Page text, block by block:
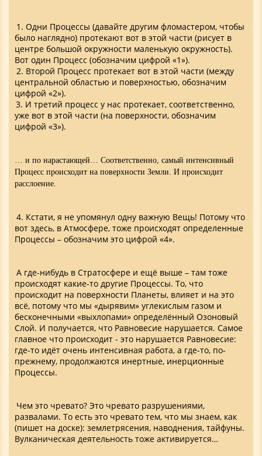
1. Одни Процессы (давайте другим фломастером, чтобы
было наглядно) протекают вот в этой части (рисует в
центре большой окружности маленькую окружность).
Вот один Процесс (обозначим цифрой «1»).
2. Второй Процесс протекает вот в этой части (между
центральной областью и поверхностью, обозначим
цифрой «2»).
3. И третий процесс у нас протекает, соответственно,
уже вот в этой части (на поверхности, обозначим
цифрой «3»).
… и по нарастающей… Соответственно, самый интенсивный
Процесс происходит на поверхности Земли. И происходит
расслоение.
4. Кстати, я не упомянул одну важную Вещь! Потому что
вот здесь, в Атмосфере, тоже происходят определенные
Процессы – обозначим это цифрой «4».
А где-нибудь в Стратосфере и ещё выше – там тоже
происходят какие-то другие Процессы. То, что
происходит на поверхности Планеты, влияет и на это
всё, потому что мы «дырявим» углекислым газом и
бесконечными «выхлопами» определённый Озоновый
Слой. И получается, что Равновесие нарушается. Самое
главное что происходит - это нарушается Равновесие:
где-то идёт очень интенсивная работа, а где-то, по-
прежнему, продолжаются инертные, инерционные
Процессы.
Чем это чревато? Это чревато разрушениями,
развалами. То есть это чревато тем, что мы знаем, как
(пишет на доске): землетрясения, наводнения, тайфуны.
Вулканическая деятельность тоже активируется…